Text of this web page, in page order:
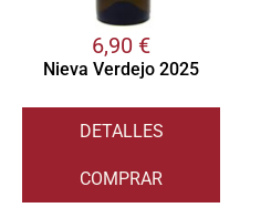
6,90 €
Nieva Verdejo 2025
DETALLES
COMPRAR